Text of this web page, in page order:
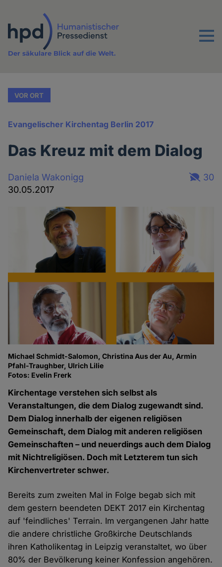
Inhalt
Menu
Der säkulare Blick auf die Welt.
VOR ORT
Evangelischer Kirchentag Berlin 2017
Das Kreuz mit dem Dialog
Daniela Wakonigg
30.05.2017
30
Michael Schmidt-Salomon, Christina Aus der Au, Armin
Pfahl-Traughber, Ulrich Lilie
Fotos: Evelin Frerk
Kirchentage verstehen sich selbst als
Veranstaltungen, die dem Dialog zugewandt sind.
Dem Dialog innerhalb der eigenen religiösen
Gemeinschaft, dem Dialog mit anderen religiösen
Gemeinschaften – und neuerdings auch dem Dialog
mit Nichtreligiösen. Doch mit Letzterem tun sich
Kirchenvertreter schwer.
Bereits zum zweiten Mal in Folge begab sich mit
dem gestern beendeten DEKT 2017 ein Kirchentag
auf 'feindliches' Terrain. Im vergangenen Jahr hatte
die andere christliche Großkirche Deutschlands
ihren Katholikentag in Leipzig veranstaltet, wo über
80% der Bevölkerung keiner Konfession angehören.